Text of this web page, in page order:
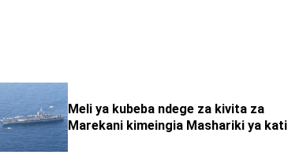
Meli ya kubeba ndege za kivita za
Marekani kimeingia Mashariki ya kati